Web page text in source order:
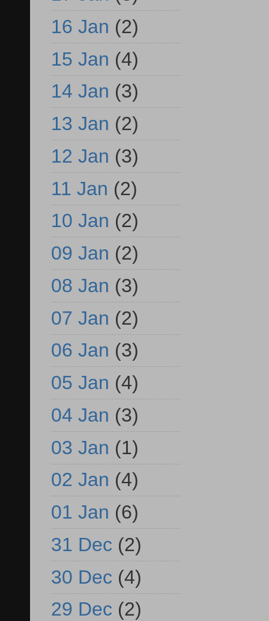
16 Jan (2)
15 Jan (4)
14 Jan (3)
13 Jan (2)
12 Jan (3)
11 Jan (2)
10 Jan (2)
09 Jan (2)
08 Jan (3)
07 Jan (2)
06 Jan (3)
05 Jan (4)
04 Jan (3)
03 Jan (1)
02 Jan (4)
01 Jan (6)
31 Dec (2)
30 Dec (4)
29 Dec (2)